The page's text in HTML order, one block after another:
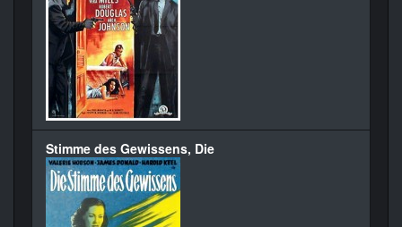
Stimme des Gewissens, Die